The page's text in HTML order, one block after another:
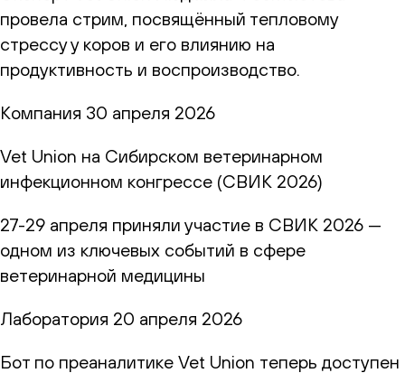
провела стрим, посвящённый тепловому
стрессу у коров и его влиянию на
продуктивность и воспроизводство.
Компания 30 апреля 2026
Vet Union на Сибирском ветеринарном
инфекционном конгрессе (СВИК 2026)
27-29 апреля приняли участие в СВИК 2026 —
одном из ключевых событий в сфере
ветеринарной медицины
Лаборатория 20 апреля 2026
Бот по преаналитике Vet Union теперь доступен